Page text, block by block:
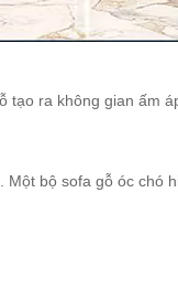
ra không gian ấm
bộ sofa gỗ óc chó